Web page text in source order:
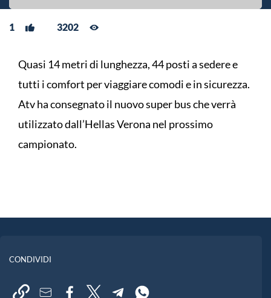
1 3202
Quasi 14 metri di lunghezza, 44 posti a sedere e
tutti i comfort per viaggiare comodi e in sicurezza.
Atv ha consegnato il nuovo super bus che verrà
utilizzato dall’Hellas Verona nel prossimo
campionato.
CONDIVIDI